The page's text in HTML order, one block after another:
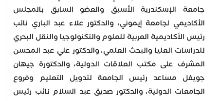
جامعة الإسكندرية الأسبق والعضو السابق بالمجلس
الأكاديمي لجامعة إيموني، والدكتور علاء عبد الباري نائب
رئيس الأكاديمية العربية للعلوم والتكنولوجيا والنقل البحري
للدراسات العليا والبحث العلمي، والدكتور علي عبد المحسن
المشرف على مكتب العلاقات الدولية، والدكتورة جيهان
جويفل مساعد رئيس الجامعة لتدويل التعليم وفروع
الجامعات الدولية، والدكتور صديق عبد السلام نائب رئيس